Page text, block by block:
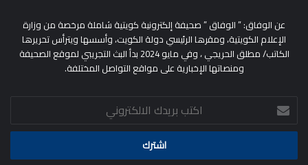
عن الوفاق: ” الوفاق ” صحيفة إلكترونية كويتية شاملة مرخصة من وزارة
الإعلام الكويتية، ومقرها الرئيسي دولة الكويت، وأسسها ويترأس تحريرها
الكاتب/ مطلق الحريجي ، وفي مايو 2024 بدأ البث التجريبي لموقع الصحيفة
ومنصاتها الإخبارية على مواقع التواصل المختلفة.
اكتب
بريدك
الالكتروني